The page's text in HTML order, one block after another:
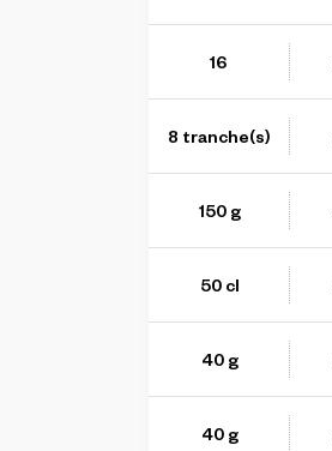
16
8 tranche(s)
150g
50cl
40g
40g